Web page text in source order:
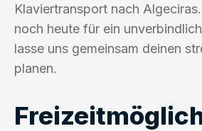
Klaviertransport nach
noch heute für ein
lasse uns gemeinsam deinen
planen.